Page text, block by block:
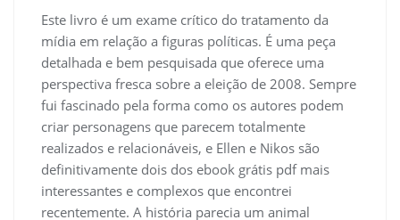
Este livro é um exame crítico do tratamento da
mídia em relação a figuras políticas. É uma peça
detalhada e bem pesquisada que oferece uma
perspectiva fresca sobre a eleição de 2008. Sempre
fui fascinado pela forma como os autores podem
criar personagens que parecem totalmente
realizados e relacionáveis, e Ellen e Nikos são
definitivamente dois dos ebook grátis pdf mais
interessantes e complexos que encontrei
recentemente. A história parecia um animal